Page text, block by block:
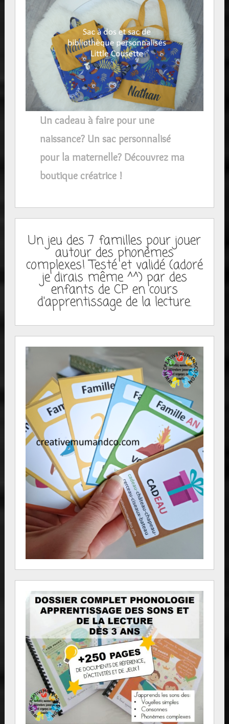
Un cadeau à faire pour une
naissance? Un sac personnalisé
pour la maternelle? Découvrez ma
boutique créatrice !
Un jeu des 7 familles pour jouer
autour des phonèmes
complexes! Testé et validé (adoré
je dirais même ^^) par des
enfants de CP en cours
d'apprentissage de la lecture.